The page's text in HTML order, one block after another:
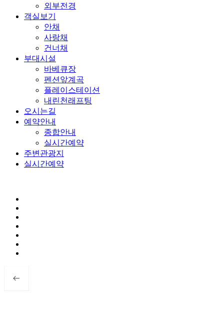
외부전경
객실보기
안채
사랑채
건너채
부대시설
바베큐장
펜션앞계곡
플레이스테이션
내린천래프팅
오시는길
예약안내
종합안내
실시간예약
주변관광지
실시간예약